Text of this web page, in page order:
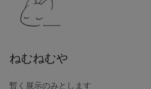
ねむねむや
暫く展示のみとします